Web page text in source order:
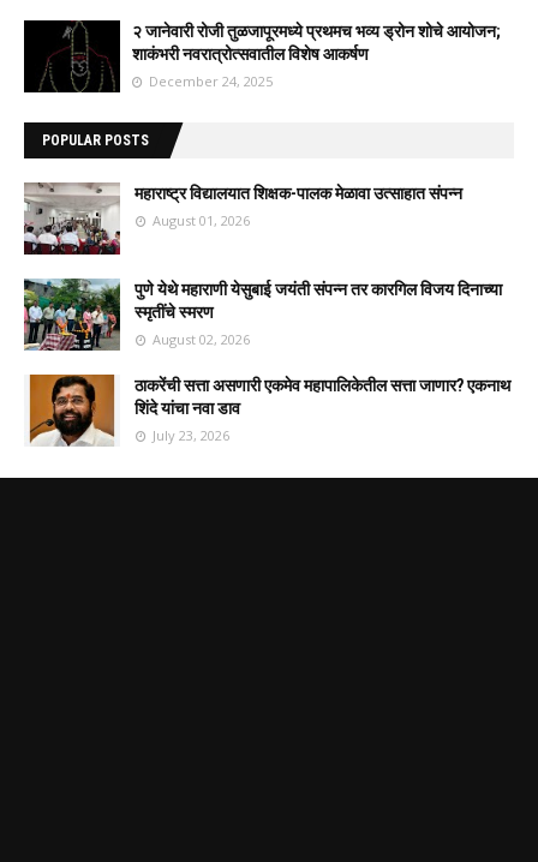
२ जानेवारी रोजी तुळजापूरमध्ये प्रथमच भव्य ड्रोन शोचे आयोजन;
शाकंभरी नवरात्रोत्सवातील विशेष आकर्षण
December 24, 2025
POPULAR POSTS
महाराष्ट्र विद्यालयात शिक्षक-पालक मेळावा उत्साहात संपन्न
August 01, 2026
पुणे येथे महाराणी येसुबाई जयंती संपन्न तर कारगिल विजय दिनाच्या
स्मृतींचे स्मरण
August 02, 2026
ठाकरेंची सत्ता असणारी एकमेव महापालिकेतील सत्ता जाणार? एकनाथ
शिंदे यांचा नवा डाव
July 23, 2026